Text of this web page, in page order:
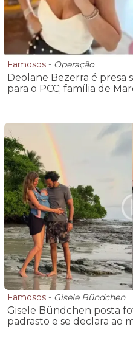
Famosos - Operação
Deolane Bezerra é presa
para o PCC; família de
Famosos - Gisele Bündchen
Gisele Bündchen posta
padrasto e se declara ao